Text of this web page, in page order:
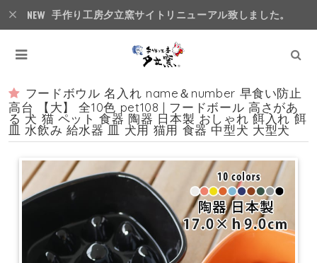
手作り工房夕立窯サイトリニューアル致しました。
フードボウル 名入れ name＆number 早食い防止
高台 【大】 全10色 pet108 | フードボール 高さがあ
る 犬 猫 ペット 食器 陶器 日本製 おしゃれ 餌入れ 餌
皿 水飲み 給水器 皿 犬用 猫用 食器 中型犬 大型犬